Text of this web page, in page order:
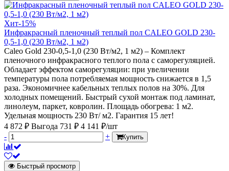
Хит-15%
Инфракрасный пленочный теплый пол CALEO GOLD 230-
0,5-1,0 (230 Вт/м2, 1 м2)
Caleo Gold 230-0,5-1,0 (230 Вт/м2, 1 м2) – Комплект
пленочного инфракрасного теплого пола с саморегуляцией.
Обладает эффектом саморегуляции: при увеличении
температуры пола потребляемая мощность снижается в 1,5
раза. Экономичнее кабельных теплых полов на 30%. Для
холодных помещений. Быстрый сухой монтаж под ламинат,
линолеум, паркет, ковролин. Площадь обогрева: 1 м2.
Удельная мощность 230 Вт/ м2. Гарантия 15 лет!
4 872 ₽ Выгода 731 ₽ 4 141 ₽/шт
-
+ Купить
Быстрый просмотр